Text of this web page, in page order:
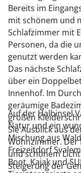
Bereits im
mit schönem und
Schlafzimmer mit
Personen, da die
genutzt werden
Das nächste
über ein
Innenhof. Im
geräumige
großen
Sie Ausblick aus
Wohnzimmer. Der
und schönem
Steigerung der
Auf der Halbinsel
Natur und ein
Mischung aus
Freizeitdorf
Boot, Kajak und